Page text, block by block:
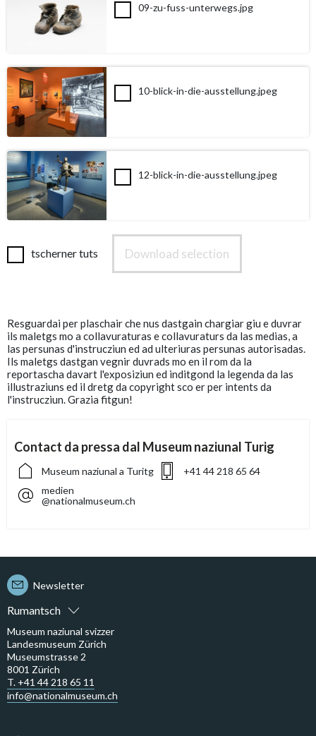
09-zu-fuss-unterwegs.jpg
10-blick-in-die-ausstellung.jpeg
12-blick-in-die-ausstellung.jpeg
tscherner tuts Download selection
Resguardai per plaschair che nus dastgain chargiar giu e duvrar
ils maletgs mo a collavuraturas e collavuraturs da las medias, a
las persunas d'instrucziun ed ad ulteriuras persunas autorisadas.
Ils maletgs dastgan vegnir duvrads mo en il rom da la
reportascha davart l'exposiziun ed inditgond la legenda da las
illustraziuns ed il dretg da copyright sco er per intents da
l'instrucziun. Grazia fitgun!
Contact da pressa dal Museum naziunal Turig
Museum naziunal a Turitg
+41 44 218 65 64
medien
@nationalmuseum.ch
Rumantsch
Newsletter
Museum naziunal svizzer
Landesmuseum Zürich
Museumstrasse 2
8001 Zürich
T. +41 44 218 65 11
info@nationalmuseum.ch